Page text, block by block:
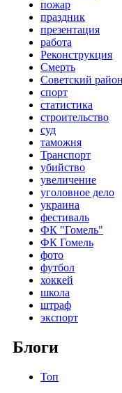
пожар
праздник
презентация
работа
Реконструкция
Смерть
Советский район
спорт
статистика
строительство
суд
таможня
Транспорт
убийство
увеличение
уголовное дело
украина
фестиваль
ФК "Гомель"
ФК Гомель
фото
футбол
хоккей
школа
штраф
экспорт
Блоги
Топ